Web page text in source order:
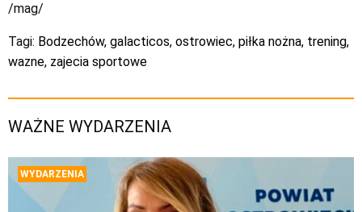
/mag/
Tagi: Bodzechów, galacticos, ostrowiec, piłka nożna, trening,
wazne, zajecia sportowe
WAŻNE WYDARZENIA
WYDARZENIA